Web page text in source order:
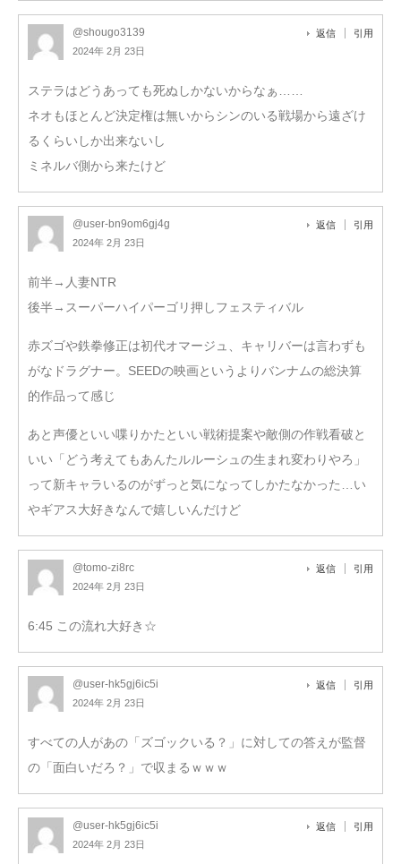
@shougo3139
2024年 2月 23日
返信 引用
ステラはどうあっても死ぬしかないからなぁ……
ネオもほとんど決定権は無いからシンのいる戦場から遠ざけ
るくらいしか出来ないし
ミネルバ側から来たけど
@user-bn9om6gj4g
2024年 2月 23日
返信 引用
前半→人妻NTR
後半→スーパーハイパーゴリ押しフェスティバル
赤ズゴや鉄拳修正は初代オマージュ、キャリバーは言わずも
がなドラグナー。SEEDの映画というよりバンナムの総決算
的作品って感じ
あと声優といい喋りかたといい戦術提案や敵側の作戦看破と
いい「どう考えてもあんたルルーシュの生まれ変わりやろ」
って新キャラいるのがずっと気になってしかたなかった…い
やギアス大好きなんで嬉しいんだけど
@tomo-zi8rc
2024年 2月 23日
返信 引用
6:45 この流れ大好き☆
@user-hk5gj6ic5i
2024年 2月 23日
返信 引用
すべての人があの「ズゴックいる？」に対しての答えが監督
の「面白いだろ？」で収まるｗｗｗ
@user-hk5gj6ic5i
2024年 2月 23日
返信 引用